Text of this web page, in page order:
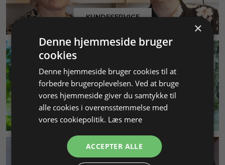
KUNDESERVICE
MILJØ & BÆREDYGTIGHED
×
Denne hjemmeside bruger
cookies
Denne hjemmeside bruger cookies til at
forbedre brugeroplevelsen. Ved at bruge
vores hjemmeside giver du samtykke til
alle cookies i overensstemmelse med
vores cookiepolitik. Læs mere
ACCEPTER ALLE